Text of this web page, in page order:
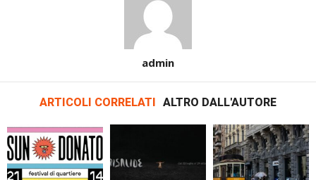
admin
ARTICOLI CORRELATI ALTRO DALL'AUTORE